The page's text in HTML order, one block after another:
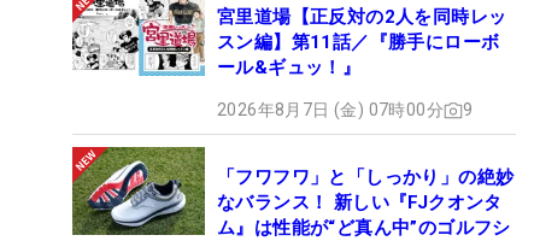
宮里道場【正反対の2人を同時レッ
スン編】第11話／『勝手にローボ
ール&ギュッ！』
2026年8月7日 (金) 07時00分 9
「フワフワ」と「しっかり」の絶妙
なバランス！ 新しい『FJクオンタ
ム』は性能が“ど真ん中”のゴルフシ